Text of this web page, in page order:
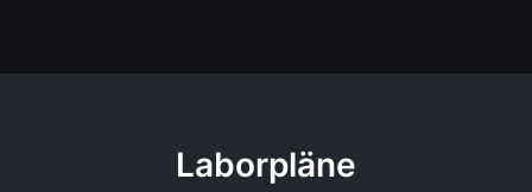
Laborpläne